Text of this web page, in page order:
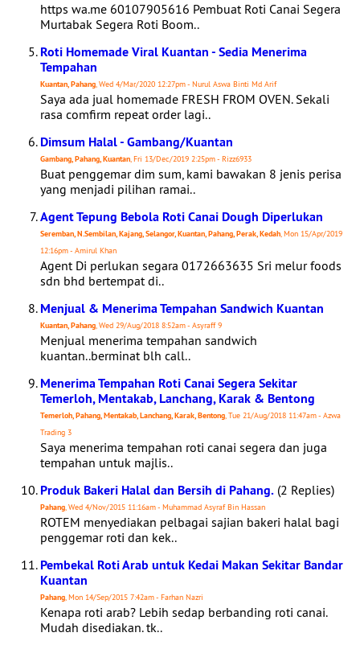
https wa.me 60107905616 Pembuat Roti Canai Segera
Murtabak Segera Roti Boom..
Roti Homemade Viral Kuantan - Sedia Menerima
Tempahan
Kuantan, Pahang, Wed 4/Mar/2020 12:27pm - Nurul Aswa Binti Md Arif
Saya ada jual homemade FRESH FROM OVEN. Sekali
rasa comfirm repeat order lagi..
Dimsum Halal - Gambang/Kuantan
Gambang, Pahang, Kuantan, Fri 13/Dec/2019 2:25pm - Rizz6933
Buat penggemar dim sum, kami bawakan 8 jenis perisa
yang menjadi pilihan ramai..
Agent Tepung Bebola Roti Canai Dough Diperlukan
Seremban, N.Sembilan, Kajang, Selangor, Kuantan, Pahang, Perak, Kedah, Mon 15/Apr/2019
12:16pm - Amirul Khan
Agent Di perlukan segara 0172663635 Sri melur foods
sdn bhd bertempat di..
Menjual & Menerima Tempahan Sandwich Kuantan
Kuantan, Pahang, Wed 29/Aug/2018 8:52am - Asyraff 9
Menjual menerima tempahan sandwich
kuantan..berminat blh call..
Menerima Tempahan Roti Canai Segera Sekitar
Temerloh, Mentakab, Lanchang, Karak & Bentong
Temerloh, Pahang, Mentakab, Lanchang, Karak, Bentong, Tue 21/Aug/2018 11:47am - Azwa
Trading 3
Saya menerima tempahan roti canai segera dan juga
tempahan untuk majlis..
Produk Bakeri Halal dan Bersih di Pahang. (2 Replies)
Pahang, Wed 4/Nov/2015 11:16am - Muhammad Asyraf Bin Hassan
ROTEM menyediakan pelbagai sajian bakeri halal bagi
penggemar roti dan kek..
Pembekal Roti Arab untuk Kedai Makan Sekitar Bandar
Kuantan
Pahang, Mon 14/Sep/2015 7:42am - Farhan Nazri
Kenapa roti arab? Lebih sedap berbanding roti canai.
Mudah disediakan. tk..